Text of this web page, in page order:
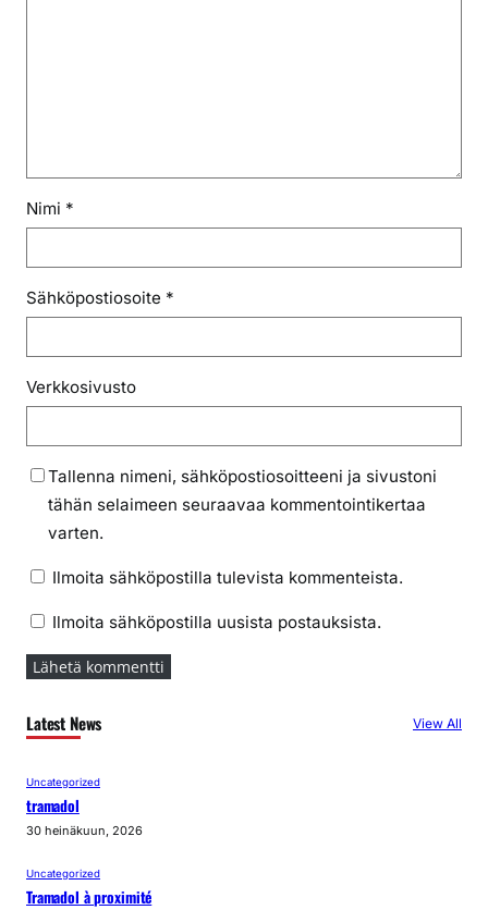
Nimi *
Sähköpostiosoite *
Verkkosivusto
Tallenna nimeni, sähköpostiosoitteeni ja sivustoni
tähän selaimeen seuraavaa kommentointikertaa
varten.
Ilmoita sähköpostilla tulevista kommenteista.
Ilmoita sähköpostilla uusista postauksista.
Latest News View All
Uncategorized
tramadol
30 heinäkuun, 2026
Uncategorized
Tramadol à proximité